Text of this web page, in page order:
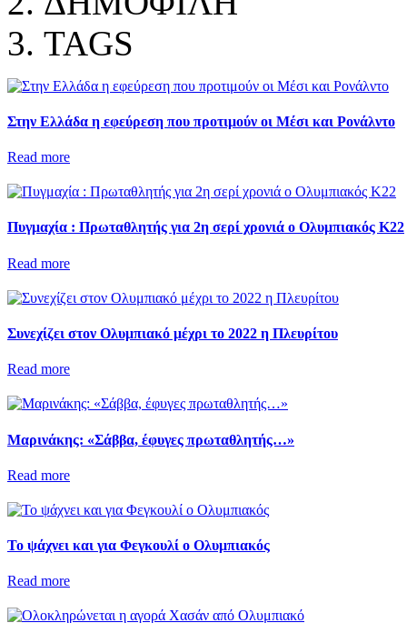
TAGS
Στην Ελλάδα η εφεύρεση που προτιμούν οι Μέσι και Ρονάλντο
Read more
Πυγμαχία : Πρωταθλητής για 2η σερί χρονιά ο Ολυμπιακός Κ22
Read more
Συνεχίζει στον Ολυμπιακό μέχρι το 2022 η Πλευρίτου
Read more
Μαρινάκης: «Σάββα, έφυγες πρωταθλητής…»
Read more
Το ψάχνει και για Φεγκουλί ο Ολυμπιακός
Read more